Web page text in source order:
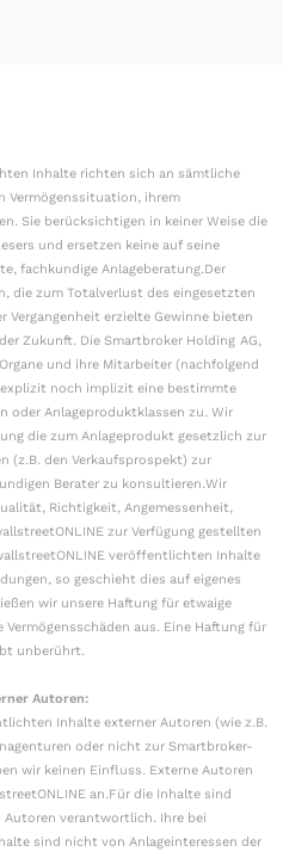
Inhalte richten sich an sämtliche
Vermögenssituation, ihrem
Sie berücksichtigen in keiner Weise die
und ersetzen keine auf seine
fachkundige Anlageberatung.Der
die zum Totalverlust des eingesetzten
Vergangenheit erzielte Gewinne bieten
Zukunft. Die Smartbroker Holding AG,
und ihre Mitarbeiter (nachfolgend
explizit noch implizit eine bestimmte
oder Anlageproduktklassen zu. Wir
die zum Anlageprodukt gesetzlich zur
(z.B. den Verkaufsprospekt) zur
Berater zu konsultieren.Wir
Richtigkeit, Angemessenheit,
zur Verfügung gestellten
veröffentlichten Inhalte
so geschieht dies auf eigenes
wir unsere Haftung für etwaige
aus. Eine Haftung für
unberührt.
Autoren:
Inhalte externer Autoren (wie z.B.
oder nicht zur Smartbroker-
wir keinen Einfluss. Externe Autoren
an.Für die Inhalte sind
verantwortlich. Ihre bei
sind nicht von Anlageinteressen der